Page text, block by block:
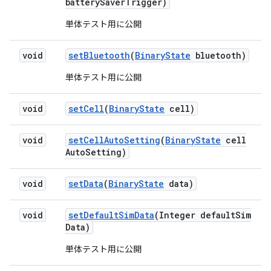
単体テスト用に公開
void setBluetooth(BinaryState bluetooth)
単体テスト用に公開
void setCell(BinaryState cell)
void setCellAutoSetting(BinaryState cell
AutoSetting)
void setData(BinaryState data)
void setDefaultSimData(Integer defaultSim
Data)
単体テスト用に公開